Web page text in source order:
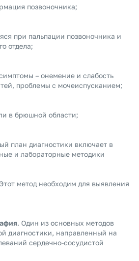
позвоночника;
при пальпации позвоночника и
отдела;
– онемение и слабость
проблемы с мочеиспусканием;
в брюшной области;
план диагностики включает в
и лабораторные методики
метод необходим для выявления
. Один из основных методов
диагностики, направленный на
сердечно-сосудистой